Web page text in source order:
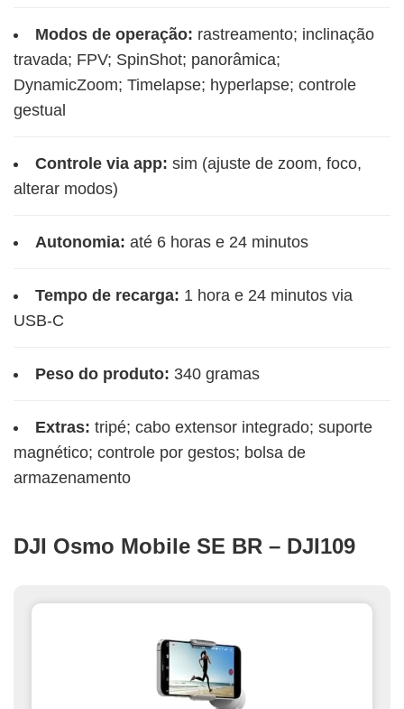
Modos de operação: rastreamento; inclinação
travada; FPV; SpinShot; panorâmica;
DynamicZoom; Timelapse; hyperlapse; controle
gestual
Controle via app: sim (ajuste de zoom, foco,
alterar modos)
Autonomia: até 6 horas e 24 minutos
Tempo de recarga: 1 hora e 24 minutos via
USB-C
Peso do produto: 340 gramas
Extras: tripé; cabo extensor integrado; suporte
magnético; controle por gestos; bolsa de
armazenamento
DJI Osmo Mobile SE BR – DJI109